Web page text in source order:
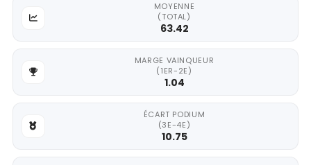
MOYENNE
(TOTAL)
63.42
MARGE VAINQUEUR
(1ER-2E)
1.04
ÉCART PODIUM
(3E-4E)
10.75